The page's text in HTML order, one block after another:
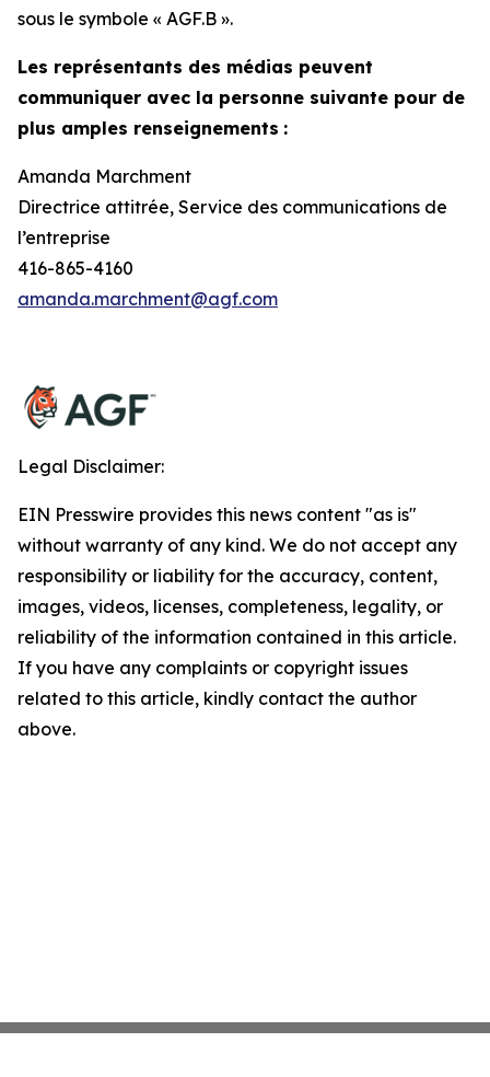
sous le symbole « AGF.B ».
Les représentants des médias peuvent
communiquer avec la personne suivante pour de
plus amples renseignements :
Amanda Marchment
Directrice attitrée, Service des communications de
l’entreprise
416-865-4160
amanda.marchment@agf.com
Legal Disclaimer:
EIN Presswire provides this news content "as is"
without warranty of any kind. We do not accept any
responsibility or liability for the accuracy, content,
images, videos, licenses, completeness, legality, or
reliability of the information contained in this article.
If you have any complaints or copyright issues
related to this article, kindly contact the author
above.